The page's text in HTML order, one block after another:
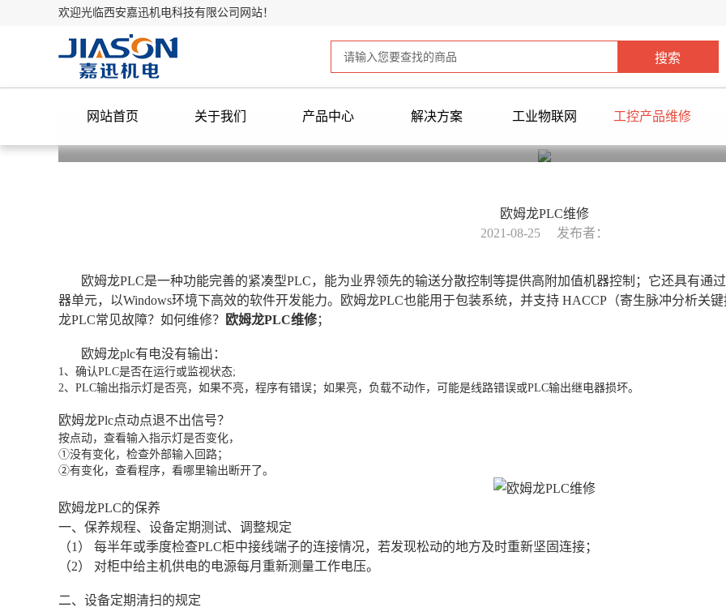
欢迎光临西安嘉迅机电科技有限公司网站！
网站首页 关于我们 产品中心 解决方案 工业物联网
工控产品维修
欧姆龙PLC维修
2021-08-25
发布者：
欧姆龙PLC是一种功能完善的紧凑型PLC，能为业界领先的输送分散控制等提供高附加值机器控制；它还具有通
器单元，以Windows环境下高效的软件开发能力。欧姆龙PLC也能用于包装系统，并支持 HACCP（寄生脉冲分析关
龙PLC常见故障？如何维修？
欧姆龙PLC维修；
欧姆龙plc有电没有输出：
1、确认PLC是否在运行或监视状态;
2、PLC输出指示灯是否亮，如果不亮，程序有错误；如果亮，负载不动作，可能是线路错误或PLC输出继电器损坏。
欧姆龙Plc点动点退不出信号？
按点动，查看输入指示灯是否变化，
①没有变化，检查外部输入回路；
②有变化，查看程序，看哪里输出断开了。
欧姆龙PLC的保养
一、保养规程、设备定期测试、调整规定
（1） 每半年或季度检查PLC柜中接线端子的连接情况，若发现松动的地方及时重新坚固连接；
（2） 对柜中给主机供电的电源每月重新测量工作电压。
二、设备定期清扫的规定